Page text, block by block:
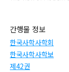
간행물 정보
한국사학사학회
한국사학사학보
제42권